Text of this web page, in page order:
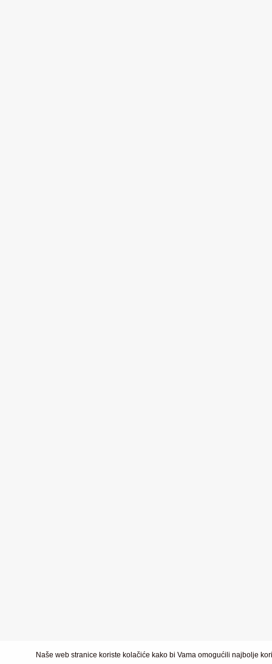
Naše web stranice koriste kolačiće kako bi Vama omogućili najbolje